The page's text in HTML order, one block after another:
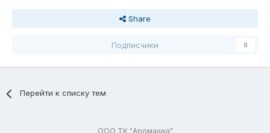
Share
Подписчики 0
Перейти к списку тем
ООО ТК "Аромашка"